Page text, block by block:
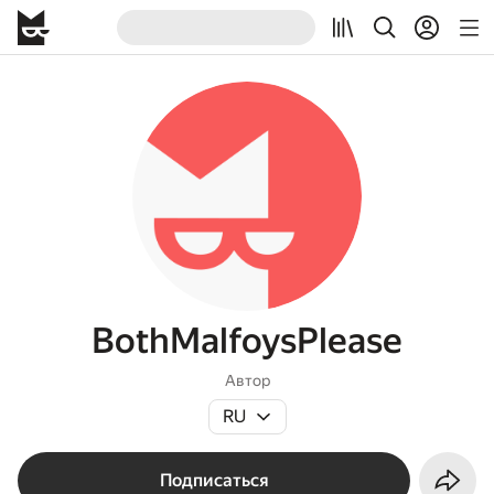
BothMalfoysPlease
Автор
RU
Подписаться